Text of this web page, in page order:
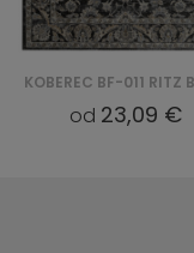
od 23,09 €